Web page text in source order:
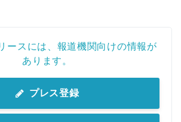
ースには、報道機関向けの情報が
あります。
プレス登録